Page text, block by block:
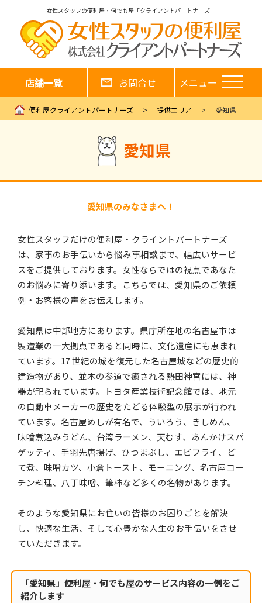
女性スタッフの便利屋・何でも屋「クライアントパートナーズ」
店舗一覧 お問合せ メニュー
便利屋クライアントパートナーズ 提供エリア 愛知県
愛知県
愛知県のみなさまへ！
女性スタッフだけの便利屋・クライントパートナーズ
は、家事のお手伝いから悩み事相談まで、幅広いサービ
スをご提供しております。女性ならではの視点であなた
のお悩みに寄り添います。こちらでは、愛知県のご依頼
例・お客様の声をお伝えします。
愛知県は中部地方にあります。県庁所在地の名古屋市は
製造業の一大拠点であると同時に、文化遺産にも恵まれ
ています。17 世紀の城を復元した名古屋城などの歴史的
建造物があり、並木の参道で癒される熱田神宮には、神
器が祀られています。トヨタ産業技術記念館では、地元
の自動車メーカーの歴史をたどる体験型の展示が行われ
ています。名古屋めしが有名で、ういろう、きしめん、
味噌煮込みうどん、台湾ラーメン、天むす、あんかけスパ
ゲッティ、手羽先唐揚げ、ひつまぶし、エビフライ、ど
て煮、味噌カツ、小倉トースト、モーニング、名古屋コー
チン料理、八丁味噌、筆柿など多くの名物があります。
そのような愛知県にお住いの皆様のお困りごとを解決
し、快適な生活、そして心豊かな人生のお手伝いをさせ
ていただきます。
「愛知県」便利屋・何でも屋のサービス内容の一例をご
紹介します